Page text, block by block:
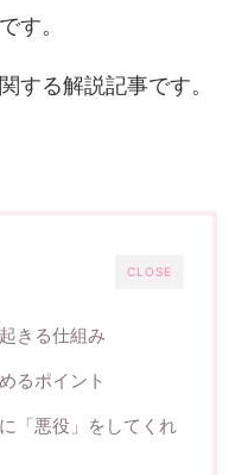
す。
する解説記事です。
CLOSE
きる仕組み
るポイント
「悪役」をしてくれ